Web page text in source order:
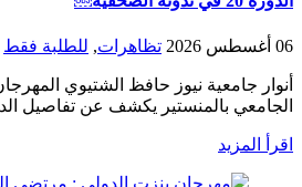
06 أغسطس 2026 تظاهرات, للطلبة فقط
أنوار جامعية نيوز حافظ الشتيوي
الجامعي بالمنستير يكشف عن تفاصيل
اقرأ المزيد